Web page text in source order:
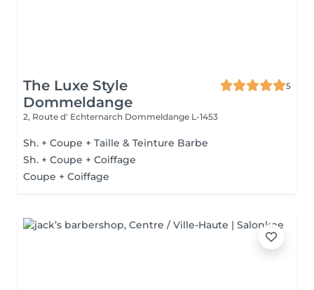
The Luxe Style
Dommeldange
5
2, Route d' Echternarch Dommeldange L-1453
Sh. + Coupe + Taille & Teinture Barbe
Sh. + Coupe + Coiffage
Coupe + Coiffage